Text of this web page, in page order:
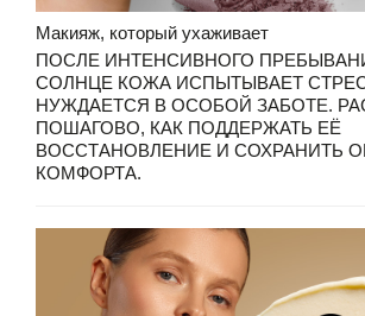
Макияж, который ухаживает
ПОСЛЕ ИНТЕНСИВНОГО
СОЛНЦЕ КОЖА ИСПЫТЫВАЕТ
НУЖДАЕТСЯ В ОСОБОЙ ЗАБОТЕ.
ПОШАГОВО, КАК ПОДДЕРЖАТЬ ЕЁ
ВОССТАНОВЛЕНИЕ И СОХРАНИТЬ
КОМФОРТА.